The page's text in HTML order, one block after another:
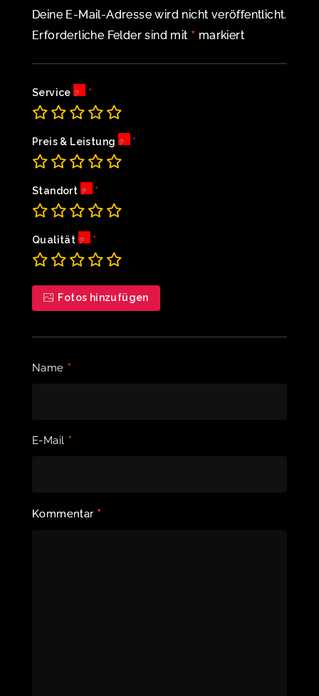
Deine E-Mail-Adresse wird nicht veröffentlicht.
Erforderliche Felder sind mit * markiert
Service
Preis & Leistung
Standort
Qualität
Fotos hinzufügen
Name *
E-Mail *
Kommentar *